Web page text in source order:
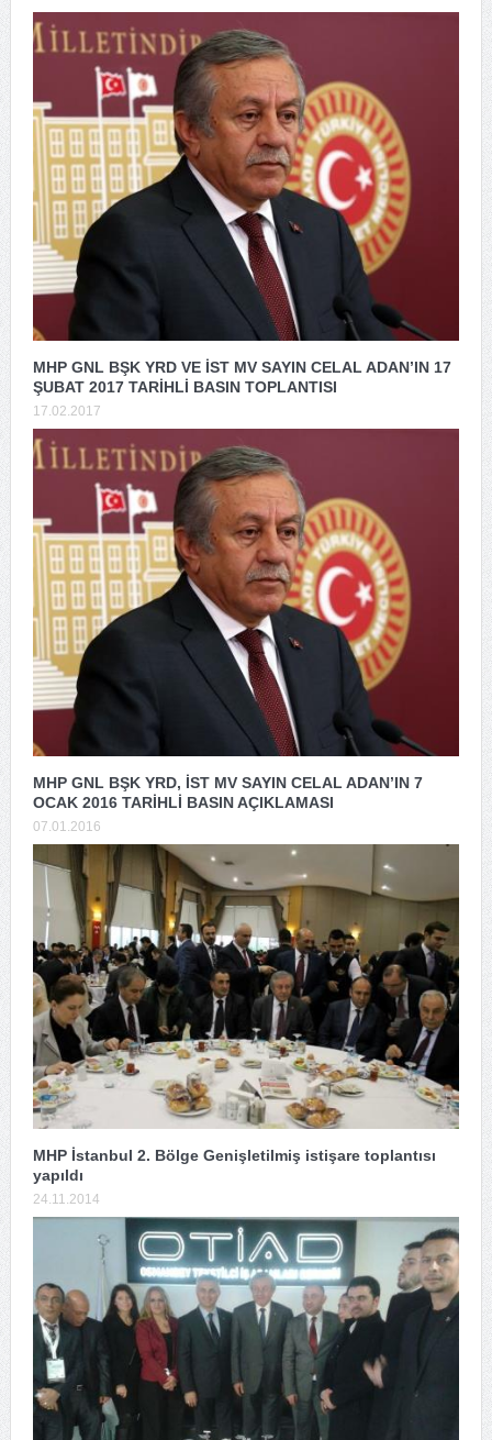
MHP GNL BŞK YRD VE İST MV SAYIN CELAL ADAN’IN 17
ŞUBAT 2017 TARİHLİ BASIN TOPLANTISI
17.02.2017
MHP GNL BŞK YRD, İST MV SAYIN CELAL ADAN’IN 7
OCAK 2016 TARİHLİ BASIN AÇIKLAMASI
07.01.2016
MHP İstanbul 2. Bölge Genişletilmiş istişare toplantısı
yapıldı
24.11.2014